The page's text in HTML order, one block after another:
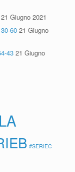
21 Giugno 2021
60 21 Giugno
43 21 Giugno
#SERIEC